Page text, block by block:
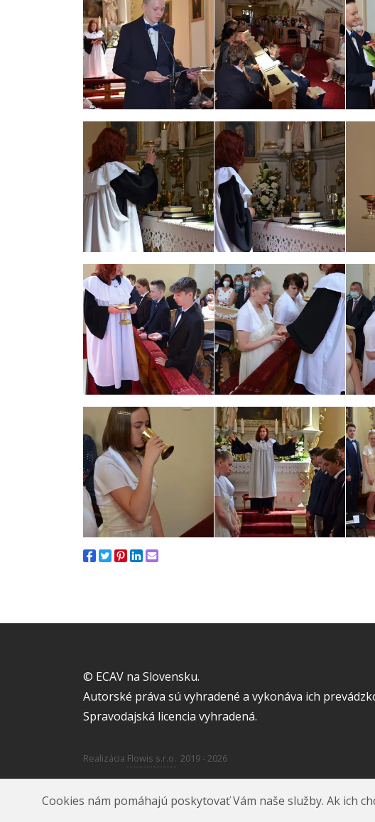
© ECAV na Slovensku.
Autorské práva sú vyhradené a vykonáva ich
Spravodajská licencia vyhradená.
Realizácia Flowis s.r.o. 2019 - 2026
Cookies nám pomáhajú poskytovať Vám naše služby. Ak ich